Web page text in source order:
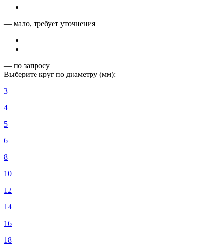
— мало, требует уточнения
— по запросу
Выберите круг по диаметру (мм):
3
4
5
6
8
10
12
14
16
18